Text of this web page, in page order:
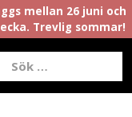
mellan 26 juni och
Trevlig sommar!